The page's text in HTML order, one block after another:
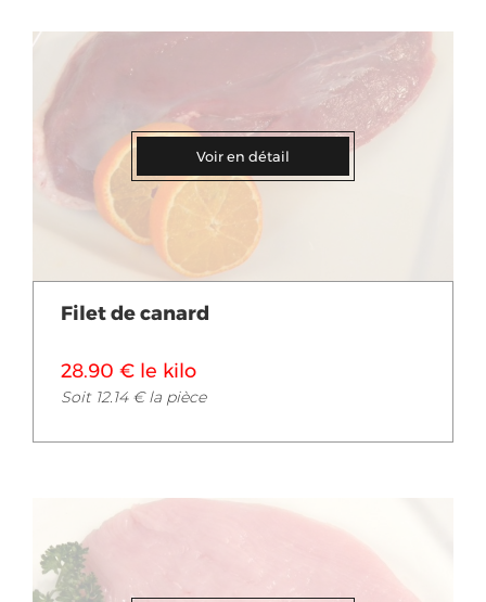
Voir en détail
Filet de canard
28.90 € le kilo
Soit 12.14 € la pièce